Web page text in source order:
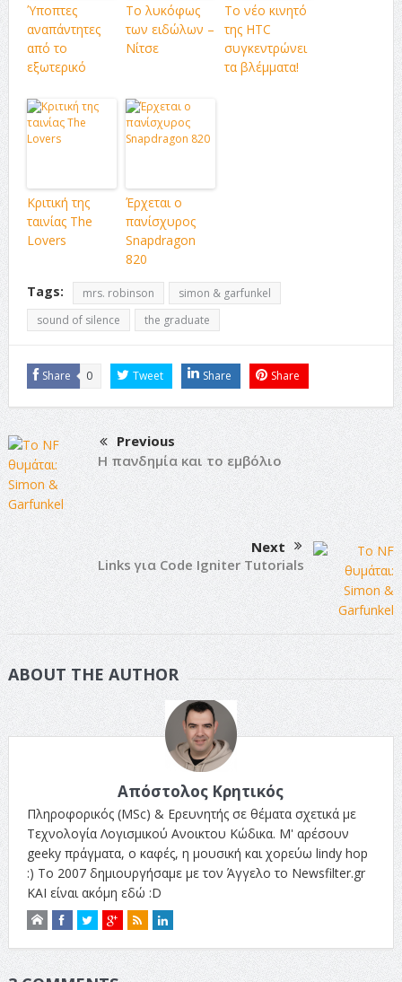
Ύποπτες
αναπάντητες
από το
εξωτερικό
Το λυκόφως
των ειδώλων –
Νίτσε
Το νέο κινητό
της HTC
συγκεντρώνει
τα βλέμματα!
Κριτική της
ταινίας The
Lovers
Έρχεται ο
πανίσχυρος
Snapdragon
820
Tags:
mrs. robinson
simon & garfunkel
sound of silence
the graduate
Share 0 Tweet Share Share
Previous
Η πανδημία και το εμβόλιο
Next
Links για Code Igniter Tutorials
ABOUT THE AUTHOR
Απόστολος Κρητικός
Πληροφορικός (MSc) & Ερευνητής σε θέματα σχετικά με
Τεχνολογία Λογισμικού Ανοικτου Κώδικα. Μ' αρέσουν
geeky πράγματα, ο καφές, η μουσική και χορεύω lindy hop
:) Το 2007 δημιουργήσαμε με τον Άγγελο το Newsfilter.gr
ΚΑΙ είναι ακόμη εδώ :D